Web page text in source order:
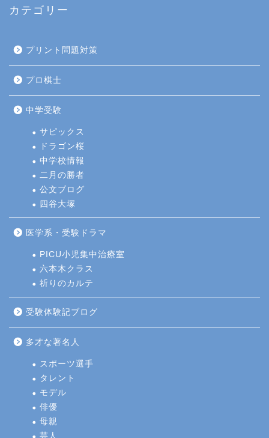
カテゴリー
プリント問題対策
プロ棋士
中学受験
サピックス
ドラゴン桜
中学校情報
二月の勝者
公文ブログ
四谷大塚
医学系・受験ドラマ
PICU小児集中治療室
六本木クラス
祈りのカルテ
受験体験記ブログ
多才な著名人
スポーツ選手
タレント
モデル
俳優
母親
芸人